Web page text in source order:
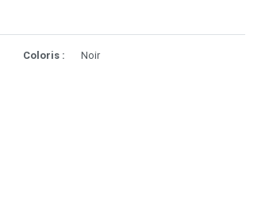
Coloris : Noir